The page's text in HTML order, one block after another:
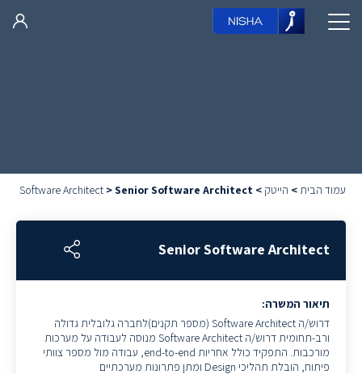
עמוד הבית> הייטק >
Software Architect >Senior Software Architect
Senior Software Architect
תיאור המשרה:
דרוש/ה Software Architect (מספר תקנים)לחברה גלובלית גדולה
ורב-תחומית דרוש/ה Software Architect מנוסה לעבודה על מערכות
מורכבות. התפקיד כולל אחריות end-to-end, עבודה מול מספר צוותי
פיתוח, הובלת תהליכי Design ומתן פתרונות מערכתיים